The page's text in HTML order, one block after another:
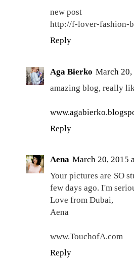
new post
http://f-lover-fashion-
Reply
Aga Bierko March 20,
amazing blog, really
Reply
Aena March 20, 2015
Your pictures are SO
few days ago. I'm
Love from Dubai,
Aena
www.TouchofA.com
Reply